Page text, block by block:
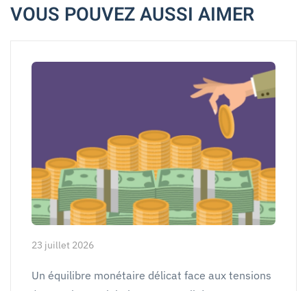
VOUS POUVEZ AUSSI AIMER
23 juillet 2026
Un équilibre monétaire délicat face aux tensions